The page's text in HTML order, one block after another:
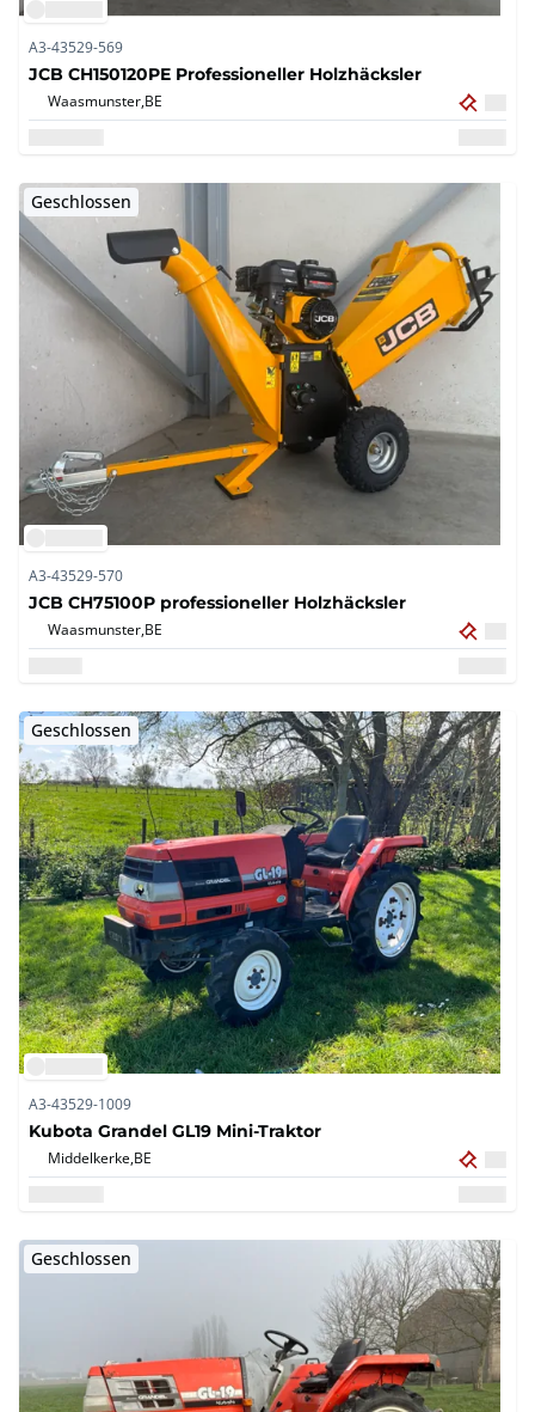
A3-43529-569
JCB CH150120PE Professioneller Holzhäcksler
Waasmunster,BE
Geschlossen
A3-43529-570
JCB CH75100P professioneller Holzhäcksler
Waasmunster,BE
Geschlossen
A3-43529-1009
Kubota Grandel GL19 Mini-Traktor
Middelkerke,BE
Geschlossen